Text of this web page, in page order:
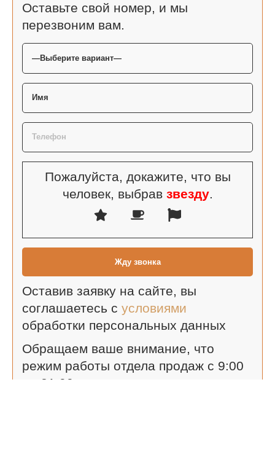
Оставьте свой номер, и мы
перезвоним вам.
Пожалуйста, докажите, что вы
человек, выбравзвезду.
Оставив заявку на сайте, вы
соглашаетесь с условиями
обработки персональных данных
Обращаем ваше внимание, что
режим работы отдела продаж с 9:00
до 21:00